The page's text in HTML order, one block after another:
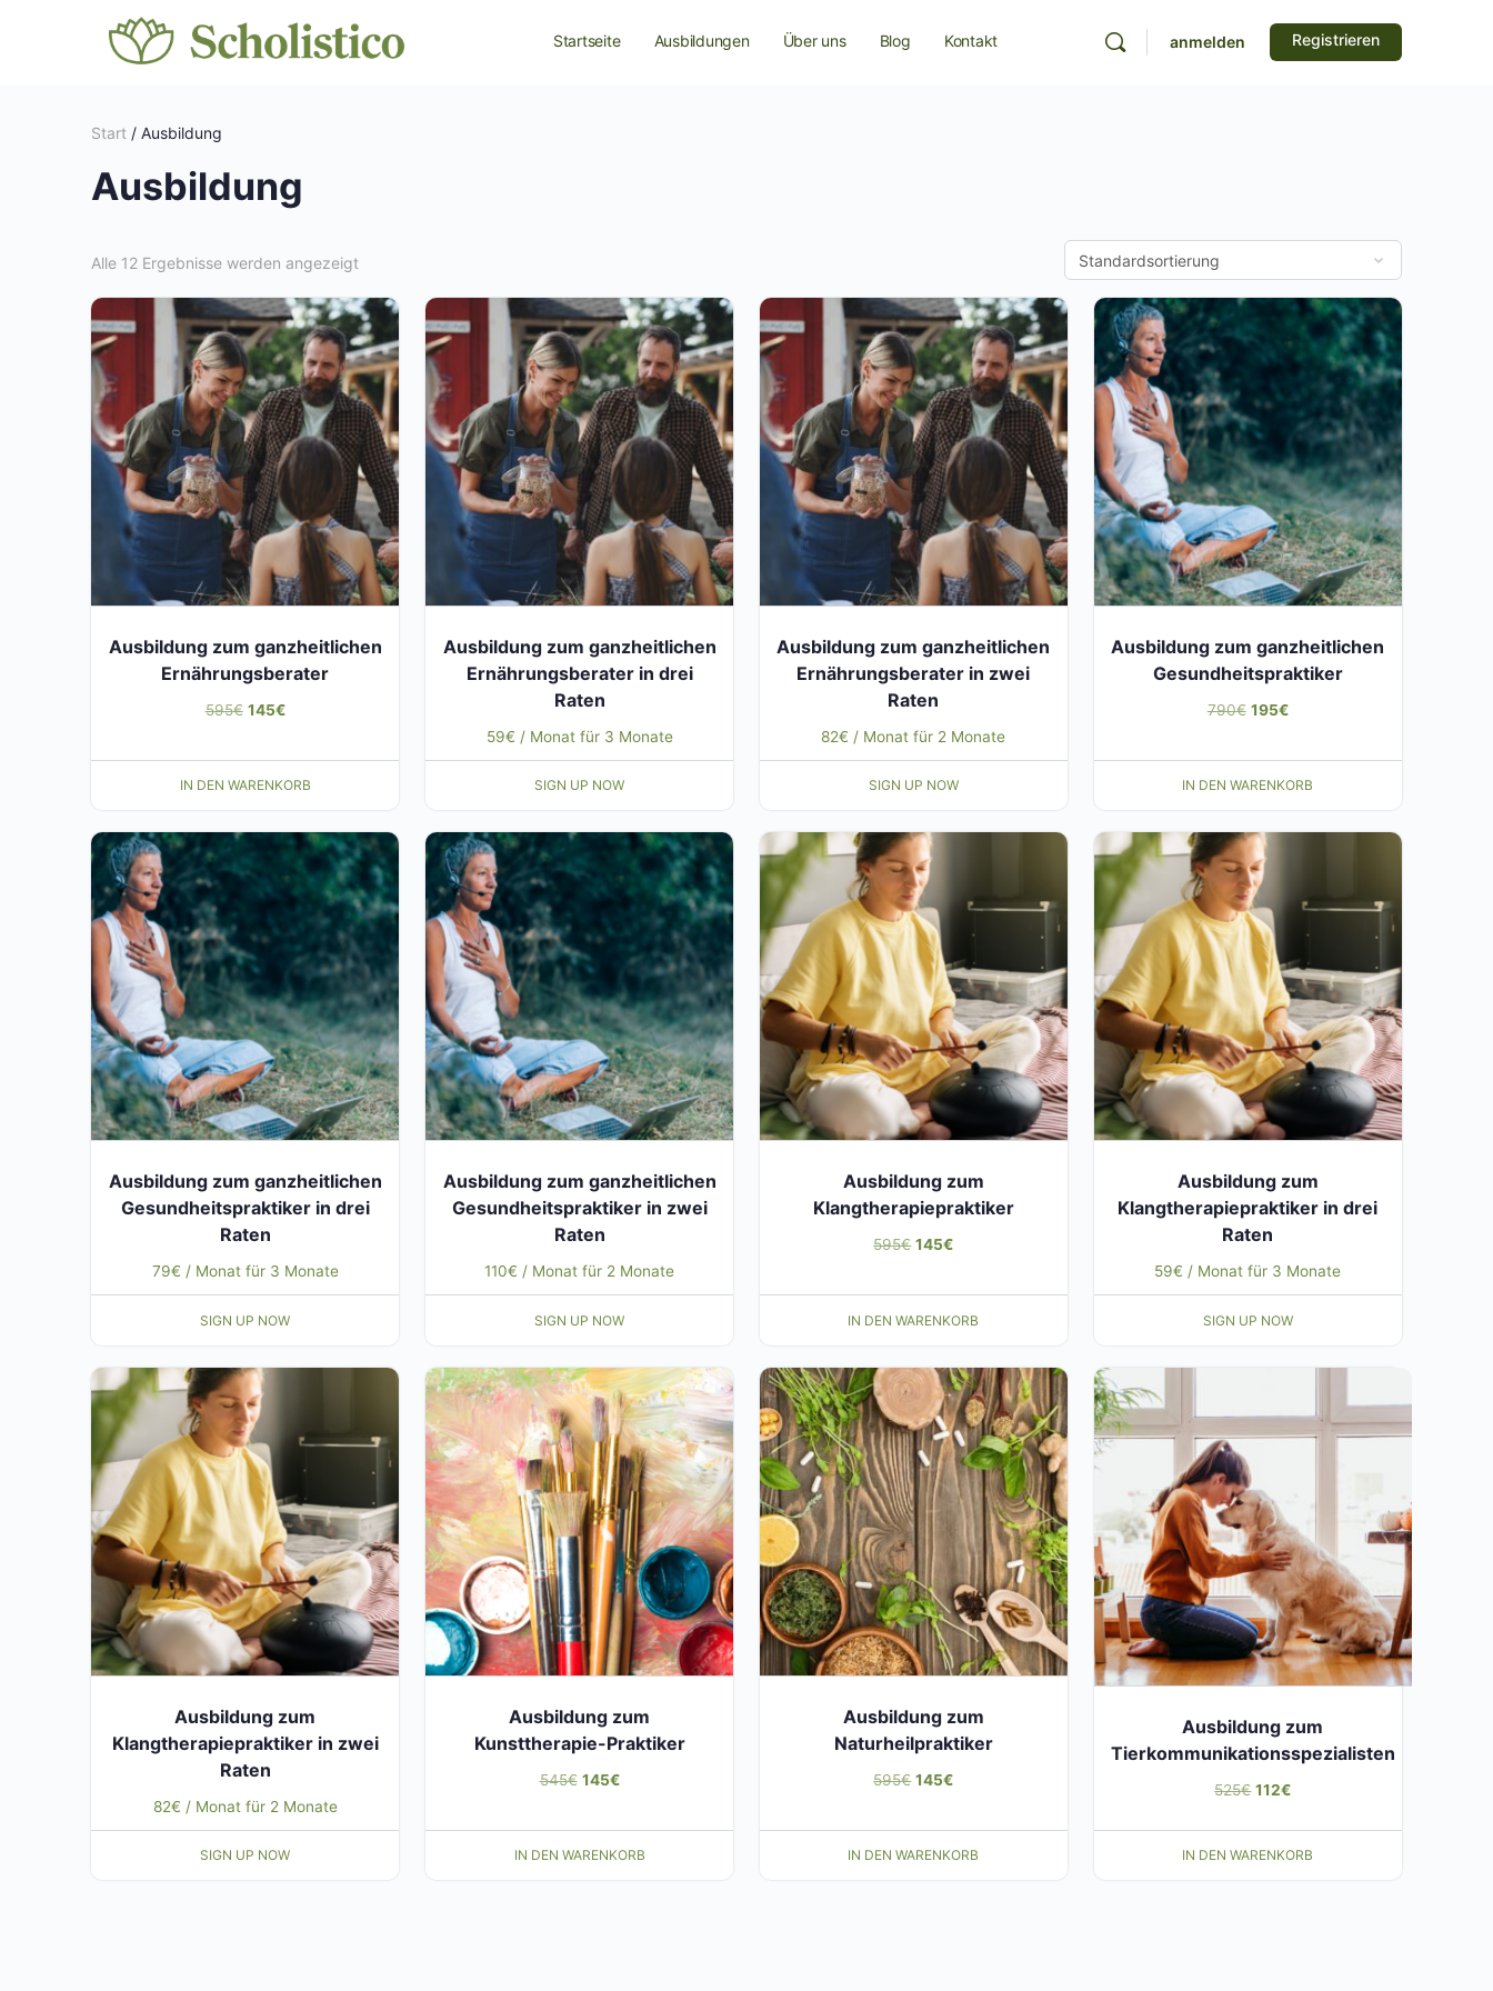
Startseite Ausbildungen Über uns Blog Kontakt anmelden Registrieren
Start / Ausbildung
Ausbildung
Alle 12 Ergebnisse werden angezeigt
Ausbildung zum ganzheitlichen
Ernährungsberater
595€ Ursprünglicher
145€Aktueller
IN DEN WARENKORB
Ausbildung zum ganzheitlichen
Ernährungsberater in drei
Raten
59€ / Monat für 3 Monate
SIGN UP NOW
Ausbildung zum ganzheitlichen
Ernährungsberater in zwei
Raten
82€ / Monat für 2 Monate
SIGN UP NOW
Ausbildung zum ganzheitlichen
Gesundheitspraktiker
790€ Ursprünglicher
195€Aktueller
IN DEN WARENKORB
Ausbildung zum ganzheitlichen
Gesundheitspraktiker in drei
Raten
79€ / Monat für 3 Monate
SIGN UP NOW
Ausbildung zum ganzheitlichen
Gesundheitspraktiker in zwei
Raten
110€ / Monat für 2 Monate
SIGN UP NOW
Ausbildung zum
Klangtherapiepraktiker
595€ Ursprünglicher
145€Aktueller
IN DEN WARENKORB
Ausbildung zum
Klangtherapiepraktiker in drei
Raten
59€ / Monat für 3 Monate
SIGN UP NOW
Ausbildung zum
Klangtherapiepraktiker in zwei
Raten
82€ / Monat für 2 Monate
SIGN UP NOW
Ausbildung zum
Kunsttherapie-Praktiker​
545€ Ursprünglicher
145€Aktueller
IN DEN WARENKORB
Ausbildung zum
Naturheilpraktiker
595€ Ursprünglicher
145€Aktueller
IN DEN WARENKORB
Ausbildung zum
Tierkommunikationsspezialisten
525€ Ursprünglicher
war:
112€Aktueller
ist:
IN DEN WARENKORB